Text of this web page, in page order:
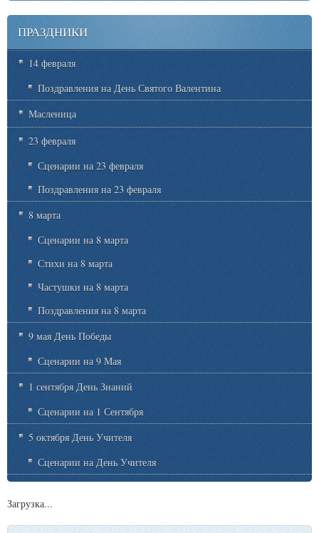
ПРАЗДНИКИ
14 февраля
Поздравления на День Святого Валентина
Масленица
23 февраля
Сценарии на 23 февраля
Поздравления на 23 февраля
8 марта
Сценарии на 8 марта
Стихи на 8 марта
Частушки на 8 марта
Поздравления на 8 марта
9 мая День Победы
Сценарии на 9 Мая
1 сентября День Знаний
Сценарии на 1 Сентября
5 октября День Учителя
Сценарии на День Учителя
Загрузка...